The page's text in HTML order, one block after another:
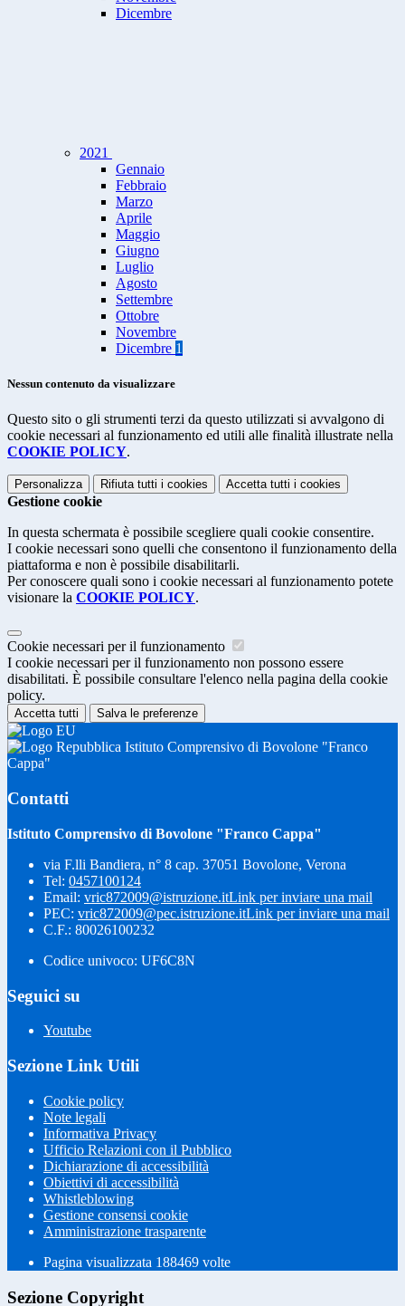
Dicembre
2021
Gennaio
Febbraio
Marzo
Aprile
Maggio
Giugno
Luglio
Agosto
Settembre
Ottobre
Novembre
Dicembre 1
Nessun contenuto da visualizzare
Questo sito o gli strumenti terzi da questo utilizzati si avvalgono di
cookie necessari al funzionamento ed utili alle finalità illustrate nella
COOKIE POLICY.
Personalizza Rifiuta tutti i cookies Accetta tutti i cookies
Gestione cookie
In questa schermata è possibile scegliere quali cookie consentire.
I cookie necessari sono quelli che consentono il funzionamento della
piattaforma e non è possibile disabilitarli.
Per conoscere quali sono i cookie necessari al funzionamento potete
visionare la COOKIE POLICY.
Cookie necessari per il funzionamento
I cookie necessari per il funzionamento non possono essere
disabilitati. È possibile consultare l'elenco nella pagina della cookie
policy.
Accetta tutti Salva le preferenze
Istituto Comprensivo di Bovolone "Franco
Cappa"
Contatti
Istituto Comprensivo di Bovolone "Franco Cappa"
via F.lli Bandiera, n° 8 cap. 37051 Bovolone, Verona
Tel: 0457100124
Email: vric872009@istruzione.itLink per inviare una mail
PEC: vric872009@pec.istruzione.itLink per inviare una mail
C.F.: 80026100232
Codice univoco: UF6C8N
Seguici su
Youtube
Sezione Link Utili
Cookie policy
Note legali
Informativa Privacy
Ufficio Relazioni con il Pubblico
Dichiarazione di accessibilità
Obiettivi di accessibilità
Whistleblowing
Gestione consensi cookie
Amministrazione trasparente
Pagina visualizzata 188469 volte
Sezione Copyright